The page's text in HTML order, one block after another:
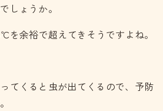
しょうか。
を余裕で超えてきそうですよね。
てくると虫が出てくるので、予防